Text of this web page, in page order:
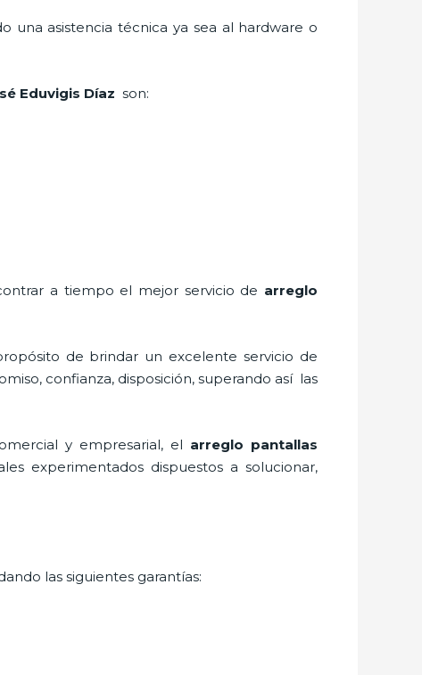
una asistencia técnica ya sea al hardware o
Eduvigis Díaz son:
a tiempo el mejor servicio de arreglo
de brindar un excelente servicio de
confianza, disposición, superando así las
y empresarial, el arreglo pantallas
experimentados dispuestos a solucionar,
las siguientes garantías: